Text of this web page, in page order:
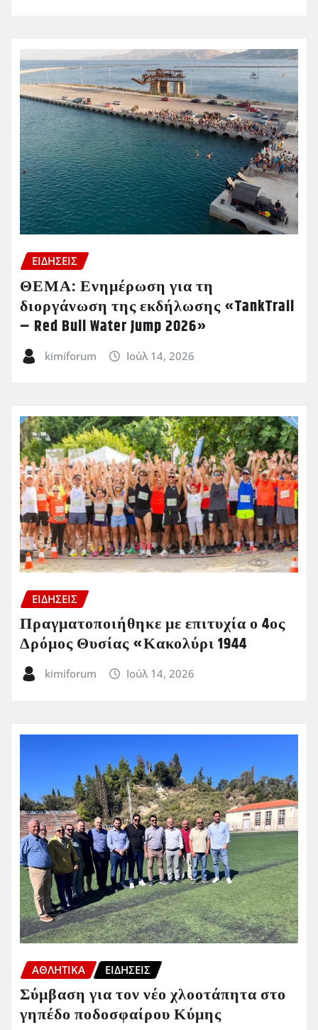
ΕΙΔΗΣΕΙΣ
ΘΕΜΑ: Ενημέρωση για τη
διοργάνωση της εκδήλωσης «TankTrail
– Red Bull Water Jump 2026»
kimiforum Ιούλ 14, 2026
ΕΙΔΗΣΕΙΣ
Πραγματοποιήθηκε με επιτυχία ο 4ος
Δρόμος Θυσίας «Κακολύρι 1944
kimiforum Ιούλ 14, 2026
ΑΘΛΗΤΙΚΑ ΕΙΔΗΣΕΙΣ
Σύμβαση για τον νέο χλοοτάπητα στο
γηπέδο ποδοσφαίρου Κύμης